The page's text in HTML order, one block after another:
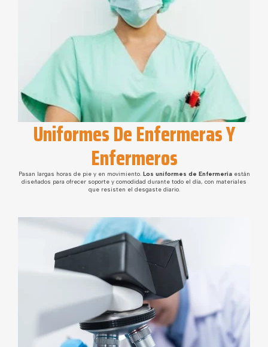
Uniformes De Enfermeras Y
Enfermeros
Pasan largas horas de pie y en movimiento. Los uniformes de Enfermería están
diseñados para ofrecer soporte y comodidad durante todo el día, con materiales
que resisten el desgaste diario.